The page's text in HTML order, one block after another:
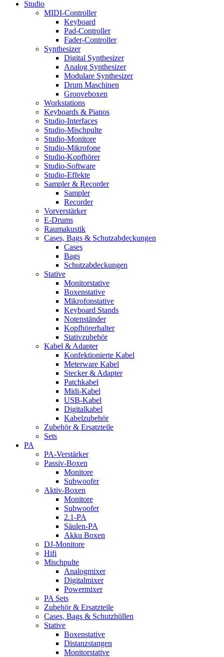
Studio
MIDI-Controller
Keyboard
Pad-Controller
Fader-Controller
Synthesizer
Digital Synthesizer
Analog Synthesizer
Modulare Synthesizer
Drum Maschinen
Grooveboxen
Workstations
Keyboards & Pianos
Studio-Interfaces
Studio-Mischpulte
Studio-Monitore
Studio-Mikrofone
Studio-Kopfhörer
Studio-Software
Studio-Effekte
Sampler & Recorder
Sampler
Recorder
Vorverstärker
E-Drums
Raumakustik
Cases, Bags & Schutzabdeckungen
Cases
Bags
Schutzabdeckungen
Stative
Monitorstative
Boxenstative
Mikrofonstative
Keyboard Stands
Notenständer
Kopfhörerhalter
Stativzubehör
Kabel & Adapter
Konfektionierte Kabel
Meterware Kabel
Stecker & Adapter
Patchkabel
Midi-Kabel
USB-Kabel
Digitalkabel
Kabelzubehör
Zubehör & Ersatzteile
Sets
PA
PA-Verstärker
Passiv-Boxen
Monitore
Subwoofer
Aktiv-Boxen
Monitore
Subwoofer
2.1-PA
Säulen-PA
Akku Boxen
DJ-Monitore
Hifi
Mischpulte
Analogmixer
Digitalmixer
Powermixer
PA Sets
Zubehör & Ersatzteile
Cases, Bags & Schutzhüllen
Stative
Boxenstative
Distanzstangen
Monitorstative